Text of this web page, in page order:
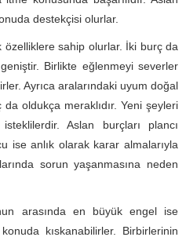
destekçisi olurlar.
sahip olurlar. İki burç da
Birlikte eğlenmeyi severler
Ayrıca aralarındaki uyum doğal
oldukça meraklıdır. Yeni şeyleri
Aslan burçları plancı
ise anlık olarak karar almalarıyla
sorun yaşanmasına neden
arasında en büyük engel ise
kıskanabilirler. Birbirlerinin